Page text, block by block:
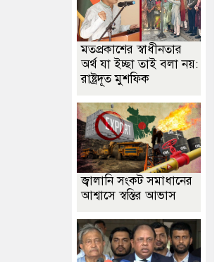
মতপ্রকাশের স্বাধীনতার
অর্থ যা ইচ্ছা তাই বলা নয়:
রাষ্ট্রদূত মুশফিক
জ্বালানি সংকট সমাধানের
আশ্বাসে স্বস্তির আভাস